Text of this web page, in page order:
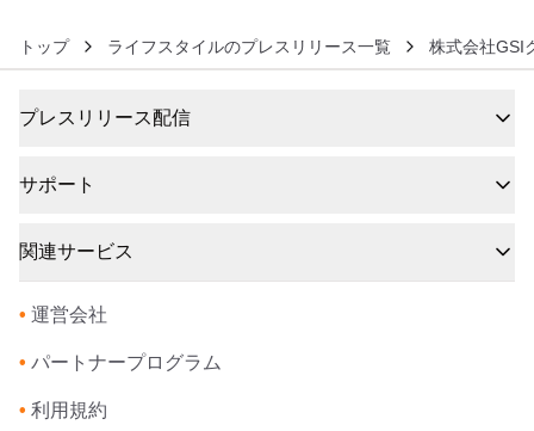
トップ ライフスタイルのプレスリリース一覧 株式会社GSI
プレスリリース配信
サポート
関連サービス
• 運営会社
• パートナープログラム
• 利用規約